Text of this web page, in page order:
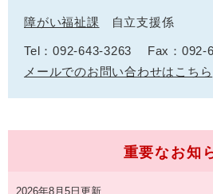
障がい福祉課 自立支援係
Tel：092-643-3263
Fax：092-
メールでのお問い合わせはこちら
重要なお知
2026年8月5日更新